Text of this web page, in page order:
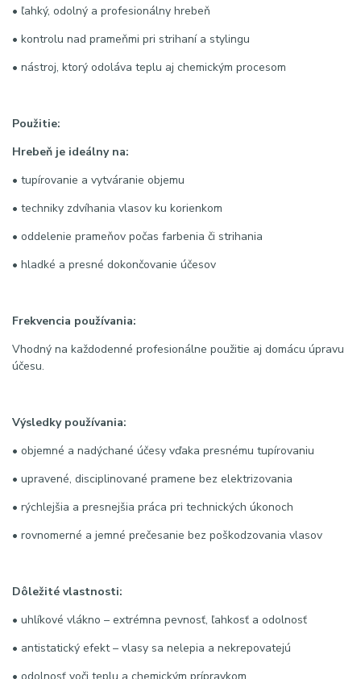
• ľahký, odolný a profesionálny hrebeň
• kontrolu nad prameňmi pri strihaní a stylingu
• nástroj, ktorý odoláva teplu aj chemickým procesom
Použitie:
Hrebeň je ideálny na:
• tupírovanie a vytváranie objemu
• techniky zdvíhania vlasov ku korienkom
• oddelenie prameňov počas farbenia či strihania
• hladké a presné dokončovanie účesov
Frekvencia používania:
Vhodný na každodenné profesionálne použitie aj domácu úpravu
účesu.
Výsledky používania:
• objemné a nadýchané účesy vďaka presnému tupírovaniu
• upravené, disciplinované pramene bez elektrizovania
• rýchlejšia a presnejšia práca pri technických úkonoch
• rovnomerné a jemné prečesanie bez poškodzovania vlasov
Dôležité vlastnosti:
• uhlíkové vlákno – extrémna pevnosť, ľahkosť a odolnosť
• antistatický efekt – vlasy sa nelepia a nekrepovatejú